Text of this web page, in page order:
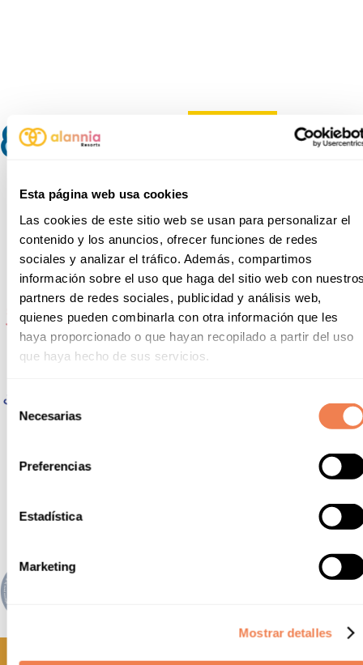
Esta página web usa cookies
Las cookies de este sitio web se usan para personalizar el
contenido y los anuncios, ofrecer funciones de redes
sociales y analizar el tráfico. Además, compartimos
información sobre el uso que haga del sitio web con
partners de redes sociales, publicidad y análisis web,
quienes pueden combinarla con otra información que les
haya proporcionado o que hayan recopilado a partir del uso
que haya hecho de sus servicios.
Selección
Necesarias
Preferencias
Estadística
Marketing
Mostrar detalles